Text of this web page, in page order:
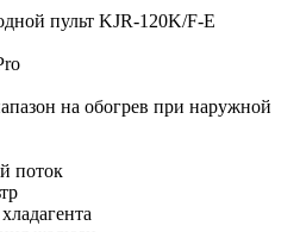
пульт KJR-120K/F-E
на обогрев при наружной
поток